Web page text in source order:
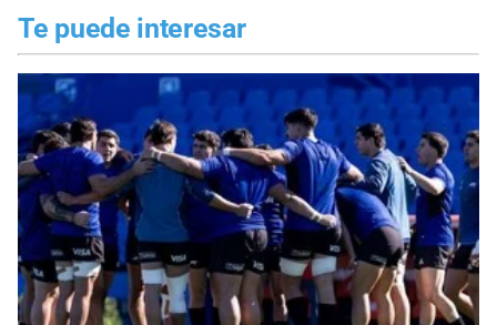
Te puede interesar